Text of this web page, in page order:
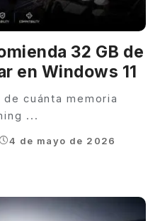
32 GB de
en Windows 11
cuánta memoria
...
4 de mayo de 2026